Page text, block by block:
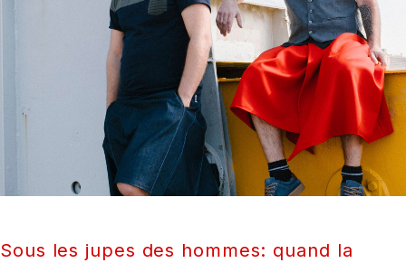
Sous les jupes des hommes: quand la